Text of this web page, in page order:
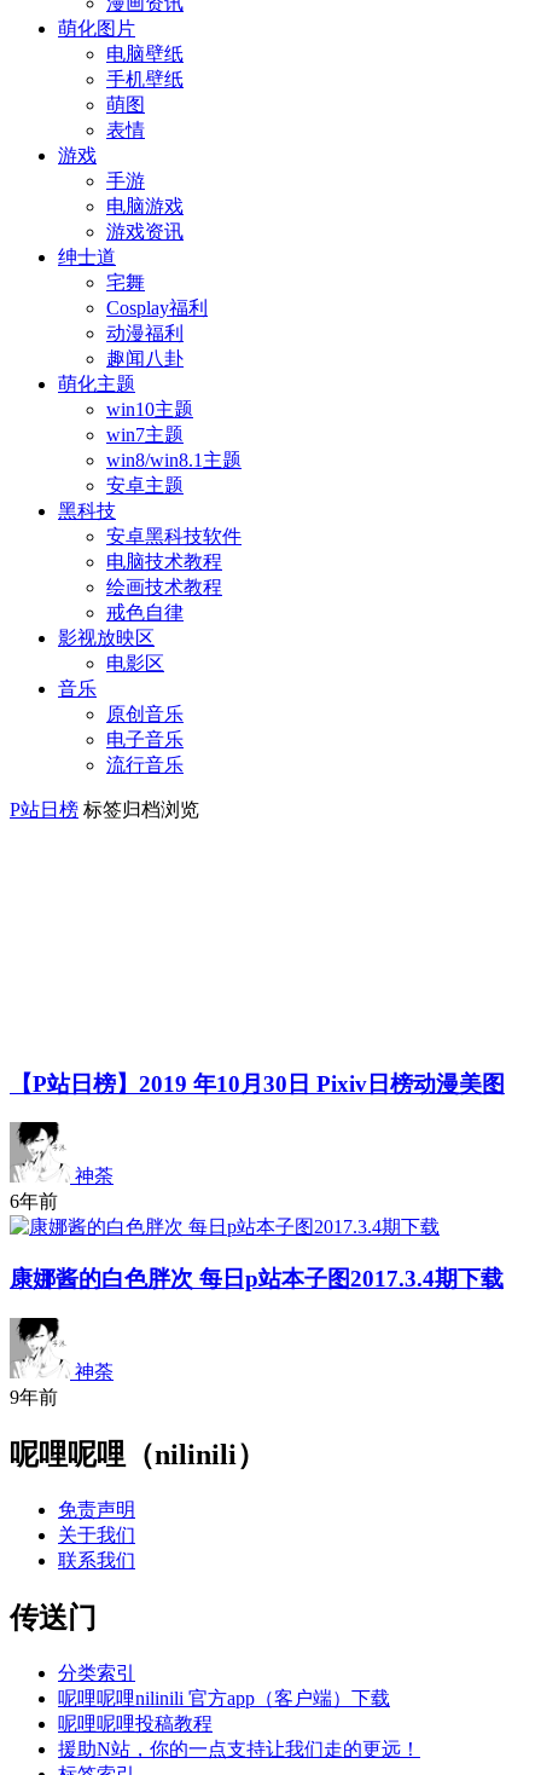
萌化图片
电脑壁纸
手机壁纸
萌图
表情
游戏
手游
电脑游戏
游戏资讯
绅士道
宅舞
Cosplay福利
动漫福利
趣闻八卦
萌化主题
win10主题
win7主题
win8/win8.1主题
安卓主题
黑科技
安卓黑科技软件
电脑技术教程
绘画技术教程
戒色自律
影视放映区
电影区
音乐
原创音乐
电子音乐
流行音乐
P站日榜 标签归档浏览
【P站日榜】2019 年10月30日 Pixiv日榜动漫美图
神荼
6年前
康娜酱的白色胖次 每日p站本子图2017.3.4期下载
神荼
9年前
呢哩呢哩（nilinili）
免责声明
关于我们
联系我们
传送门
分类索引
呢哩呢哩nilinili 官方app（客户端）下载
呢哩呢哩投稿教程
援助N站，你的一点支持让我们走的更远！